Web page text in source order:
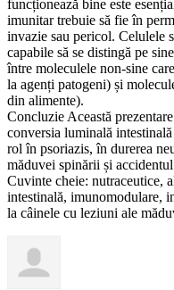
funcționează bine este
imunitar trebuie să fie în
invazie sau pericol. Celulele
capabile să se distingă pe
între moleculele non-sine
la agenți patogeni) și
din alimente).
Concluzie Această
conversia luminală
rol în psoriazis, în durerea
măduvei spinării și
Cuvinte cheie: nutraceutice,
intestinală, imunomodulare,
la câinele cu leziuni ale